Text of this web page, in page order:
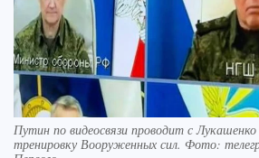
Путин по видеосвязи проводит с
тренировку Вооруженных сил. Фото: